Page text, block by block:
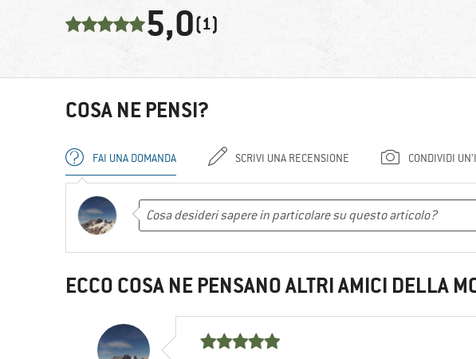
5,0(1)
COSA NE PENSI?
FAI UNA DOMANDA SCRIVI UNA RECENSIONE CONDIVIDI
ECCO COSA NE PENSANO ALTRI AMICI DELLA